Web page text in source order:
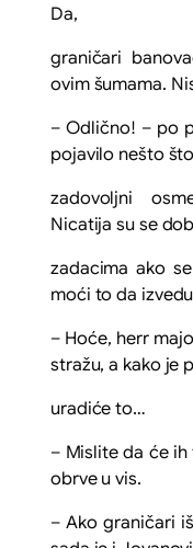
Da,
graničari
ovim šumama.
– Odlično! – po
pojavilo nešto
zadovoljni
Nicatija su se
zadacima ako
moći to da
– Hoće, herr
stražu, a kako je
uradiće to…
– Mislite da će
obrve u vis.
– Ako graničari